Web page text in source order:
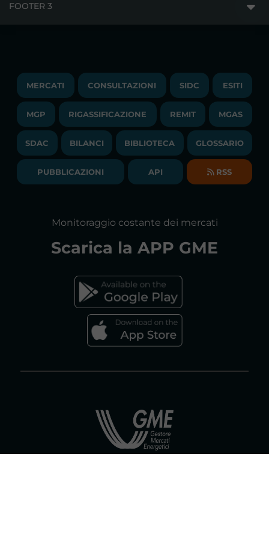
PUBBLICAZIONI
COMUNICATI/NEWS
NEWSLETTER
BILANCI DI ESERCIZIO
LAVORA CON NOI
BANDI DI GARA E CONTRATTI
SOCIETA' TRASPARENTE
FOOTER 3
TRAYPORT M. ELETTRICO
LIQUIDITY PROVIDERS
BIBLIOTECA
GLOSSARIO
DICHIARAZIONE DI ACCESSIBILITÀ
FAQs MERCATO ELETTRICO
MERCATI CONSULTAZIONI SIDC ESITI
MGP RIGASSIFICAZIONE REMIT MGAS
SDAC BILANCI BIBLIOTECA GLOSSARIO
PUBBLICAZIONI API RSS
Monitoraggio costante dei mercati
Scarica la APP GME